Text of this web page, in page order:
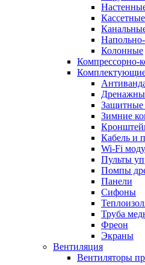
Кассетные
Колонные
Компрессорно-
Защитные
Зимние
Кабель и
Wi-Fi
Пульты
Помпы
Панели
Сифоны
Труба
Фреон
Экраны
Вентиляция
Вентиляторы